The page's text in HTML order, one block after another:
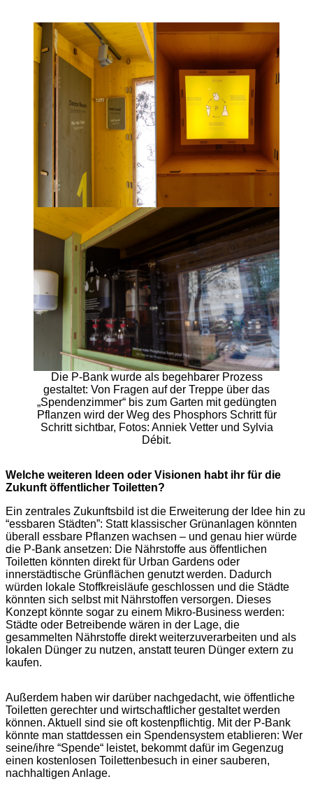
Die P-Bank wurde als begehbarer Prozess
gestaltet: Von Fragen auf der Treppe über das
„Spendenzimmer“ bis zum Garten mit gedüngten
Pflanzen wird der Weg des Phosphors Schritt für
Schritt sichtbar, Fotos: Anniek Vetter und Sylvia
Débit.
Welche weiteren Ideen oder Visionen habt ihr für die
Zukunft öffentlicher Toiletten?
Ein zentrales Zukunftsbild ist die Erweiterung der Idee hin zu
“essbaren Städten”: Statt klassischer Grünanlagen könnten
überall essbare Pflanzen wachsen – und genau hier würde
die P-Bank ansetzen: Die Nährstoffe aus öffentlichen
Toiletten könnten direkt für Urban Gardens oder
innerstädtische Grünflächen genutzt werden. Dadurch
würden lokale Stoffkreisläufe geschlossen und die Städte
könnten sich selbst mit Nährstoffen versorgen. Dieses
Konzept könnte sogar zu einem Mikro-Business werden:
Städte oder Betreibende wären in der Lage, die
gesammelten Nährstoffe direkt weiterzuverarbeiten und als
lokalen Dünger zu nutzen, anstatt teuren Dünger extern zu
kaufen.
Außerdem haben wir darüber nachgedacht, wie öffentliche
Toiletten gerechter und wirtschaftlicher gestaltet werden
können. Aktuell sind sie oft kostenpflichtig. Mit der P-Bank
könnte man stattdessen ein Spendensystem etablieren: Wer
seine/ihre “Spende“ leistet, bekommt dafür im Gegenzug
einen kostenlosen Toilettenbesuch in einer sauberen,
nachhaltigen Anlage.